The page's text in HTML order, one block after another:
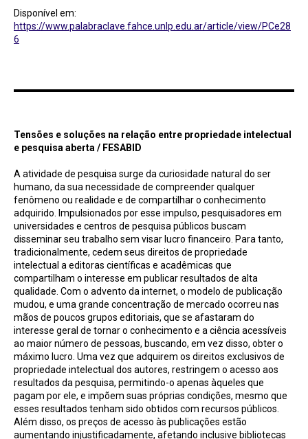
Disponível em:
https://www.palabraclave.fahce.unlp.edu.ar/article/view/PCe28
6
Tensões e soluções na relação entre propriedade intelectual
e pesquisa aberta / FESABID
A atividade de pesquisa surge da curiosidade natural do ser
humano, da sua necessidade de compreender qualquer
fenômeno ou realidade e de compartilhar o conhecimento
adquirido. Impulsionados por esse impulso, pesquisadores em
universidades e centros de pesquisa públicos buscam
disseminar seu trabalho sem visar lucro financeiro. Para tanto,
tradicionalmente, cedem seus direitos de propriedade
intelectual a editoras científicas e acadêmicas que
compartilham o interesse em publicar resultados de alta
qualidade. Com o advento da internet, o modelo de publicação
mudou, e uma grande concentração de mercado ocorreu nas
mãos de poucos grupos editoriais, que se afastaram do
interesse geral de tornar o conhecimento e a ciência acessíveis
ao maior número de pessoas, buscando, em vez disso, obter o
máximo lucro. Uma vez que adquirem os direitos exclusivos de
propriedade intelectual dos autores, restringem o acesso aos
resultados da pesquisa, permitindo-o apenas àqueles que
pagam por ele, e impõem suas próprias condições, mesmo que
esses resultados tenham sido obtidos com recursos públicos.
Além disso, os preços de acesso às publicações estão
aumentando injustificadamente, afetando inclusive bibliotecas